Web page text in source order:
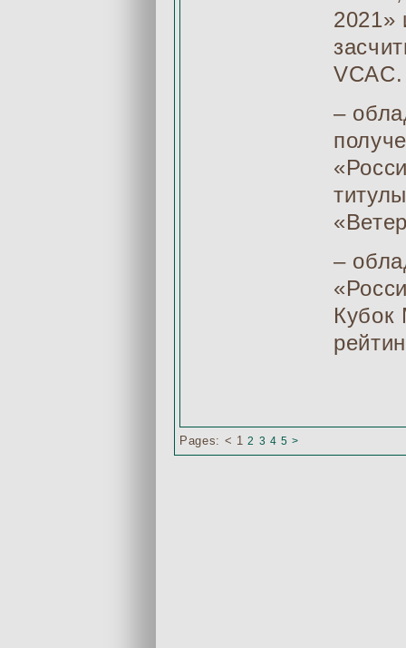
2021»
VCAC.
–
–
Pages: < 1 2 3 4 5 >